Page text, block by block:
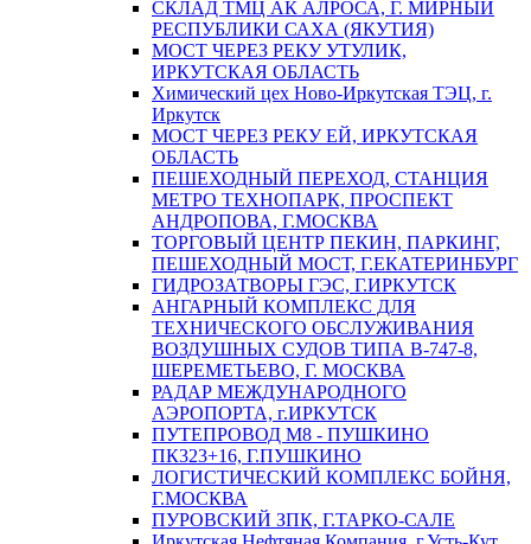
СКЛАД ТМЦ АК АЛРОСА, Г. МИРНЫЙ
РЕСПУБЛИКИ САХА (ЯКУТИЯ)
МОСТ ЧЕРЕЗ РЕКУ УТУЛИК,
ИРКУТСКАЯ ОБЛАСТЬ
Химический цех Ново-Иркутская ТЭЦ, г.
Иркутск
МОСТ ЧЕРЕЗ РЕКУ ЕЙ, ИРКУТСКАЯ
ОБЛАСТЬ
ПЕШЕХОДНЫЙ ПЕРЕХОД, СТАНЦИЯ
МЕТРО ТЕХНОПАРК, ПРОСПЕКТ
АНДРОПОВА, Г.МОСКВА
ТОРГОВЫЙ ЦЕНТР ПЕКИН, ПАРКИНГ,
ПЕШЕХОДНЫЙ МОСТ, Г.ЕКАТЕРИНБУРГ
ГИДРОЗАТВОРЫ ГЭС, Г.ИРКУТСК
АНГАРНЫЙ КОМПЛЕКС ДЛЯ
ТЕХНИЧЕСКОГО ОБСЛУЖИВАНИЯ
ВОЗДУШНЫХ СУДОВ ТИПА В-747-8,
ШЕРЕМЕТЬЕВО, Г. МОСКВА
РАДАР МЕЖДУНАРОДНОГО
АЭРОПОРТА, г.ИРКУТСК
ПУТЕПРОВОД М8 - ПУШКИНО
ПК323+16, Г.ПУШКИНО
ЛОГИСТИЧЕСКИЙ КОМПЛЕКС БОЙНЯ,
Г.МОСКВА
ПУРОВСКИЙ ЗПК, Г.ТАРКО-САЛЕ